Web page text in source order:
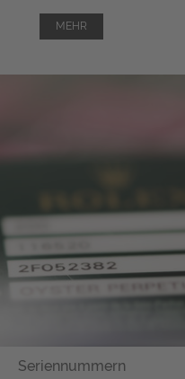
MEHR
Seriennummern